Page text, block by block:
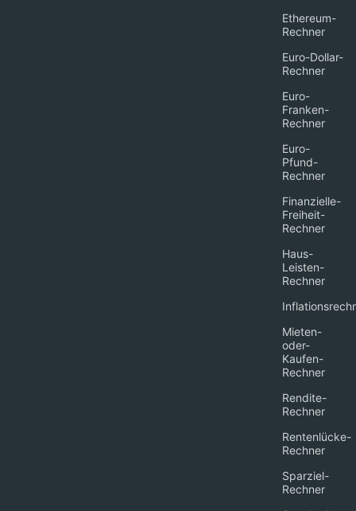
Ethereum-
Rechner
Euro-Dollar-
Rechner
Euro-
Franken-
Rechner
Euro-
Pfund-
Rechner
Finanzielle-
Freiheit-
Rechner
Haus-
Leisten-
Rechner
Mieten-
oder-
Kaufen-
Rechner
Rendite-
Rechner
Rentenlücke-
Rechner
Sparziel-
Rechner